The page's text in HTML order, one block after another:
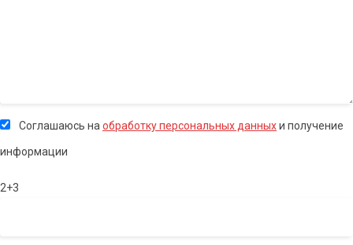
Соглашаюсь на обработку персональных данныхи получение
информации
2+3